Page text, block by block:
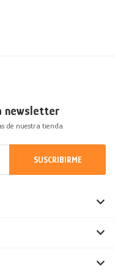
newsletter
de nuestra tienda.
SUSCRIBIRME